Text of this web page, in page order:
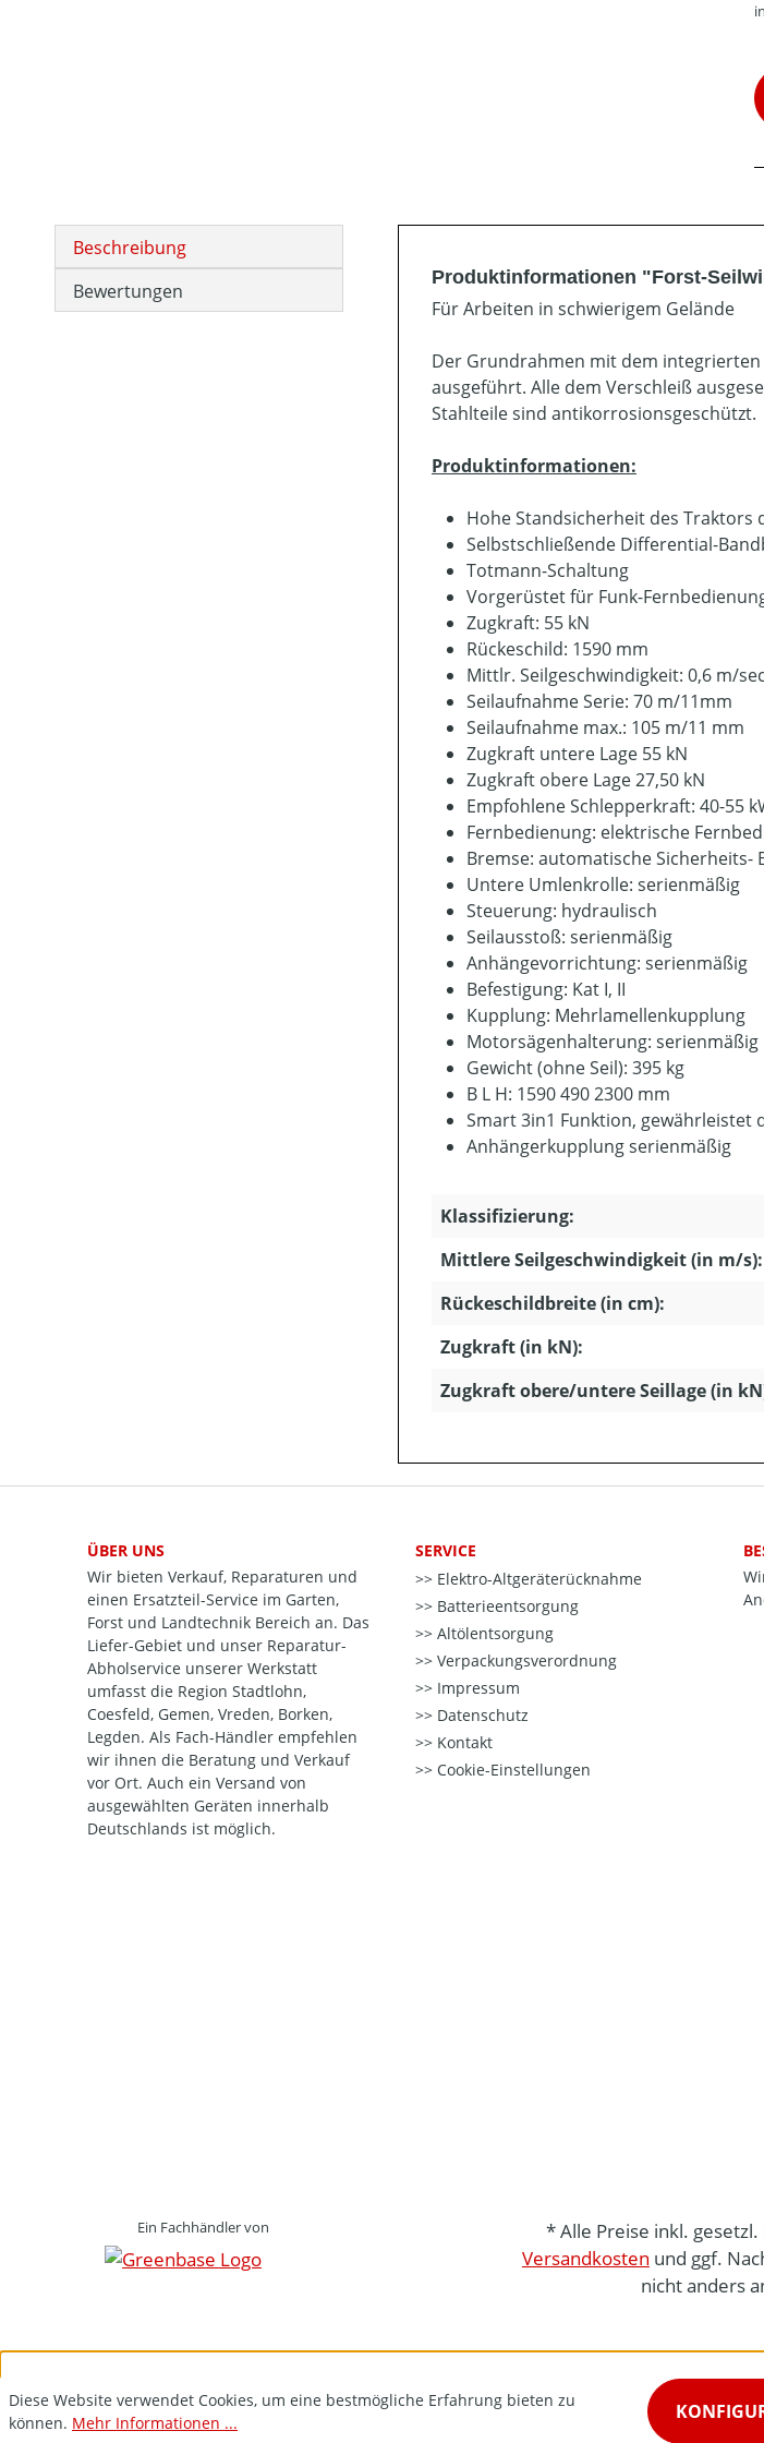
Beschreibung
Bewertungen
Produktinformationen "Forst-
Für Arbeiten in schwierigem Gelände
Der Grundrahmen mit dem
ausgeführt. Alle dem Verschleiß
Stahlteile sind antikorrosionsgeschützt.
Produktinformationen:
Hohe Standsicherheit des Traktors
Selbstschließende Differential-
Totmann-Schaltung
Vorgerüstet für Funk-
Zugkraft: 55 kN
Rückeschild: 1590 mm
Mittlr. Seilgeschwindigkeit: 0,6 m/sec
Seilaufnahme Serie: 70 m/11mm
Seilaufnahme max.: 105 m/11 mm
Zugkraft untere Lage 55 kN
Zugkraft obere Lage 27,50 kN
Empfohlene Schlepperkraft: 40-55
Fernbedienung: elektrische
Bremse: automatische Sicherheits-
Untere Umlenkrolle: serienmäßig
Steuerung: hydraulisch
Seilausstoß: serienmäßig
Anhängevorrichtung: serienmäßig
Befestigung: Kat I, II
Kupplung: Mehrlamellenkupplung
Motorsägenhalterung: serienmäßig
Gewicht (ohne Seil): 395 kg
B L H: 1590 490 2300 mm
Smart 3in1 Funktion, gewährleistet
Anhängerkupplung serienmäßig
Klassifizierung:
Mittlere Seilgeschwindigkeit (in m/s):
Rückeschildbreite (in cm):
Zugkraft (in kN):
Zugkraft obere/untere Seillage (in
ÜBER UNS
Wir bieten Verkauf, Reparaturen und
einen Ersatzteil-Service im Garten,
Forst und Landtechnik Bereich an. Das
Liefer-Gebiet und unser Reparatur-
Abholservice unserer Werkstatt
umfasst die Region Stadtlohn,
Coesfeld, Gemen, Vreden, Borken,
Legden. Als Fach-Händler empfehlen
wir ihnen die Beratung und Verkauf
vor Ort. Auch ein Versand von
ausgewählten Geräten innerhalb
Deutschlands ist möglich.
SERVICE
Elektro-Altgeräterücknahme
Batterieentsorgung
Altölentsorgung
Verpackungsverordnung
Impressum
Datenschutz
Kontakt
Cookie-Einstellungen
Ein Fachhändler von
* Alle Preise inkl.
Versandkosten und ggf.
nicht anders
Diese Website verwendet Cookies, um eine bestmögliche Erfahrung bieten zu
können. Mehr Informationen ...